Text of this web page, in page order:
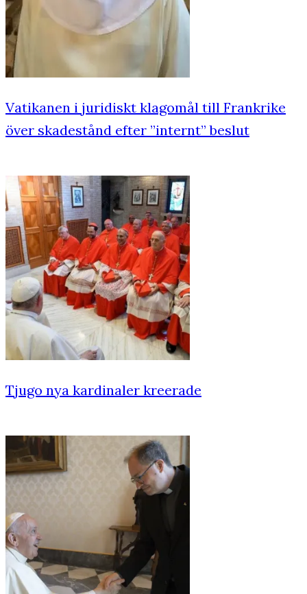
Vatikanen i juridiskt klagomål till Frankrike
över skadestånd efter ”internt” beslut
Tjugo nya kardinaler kreerade